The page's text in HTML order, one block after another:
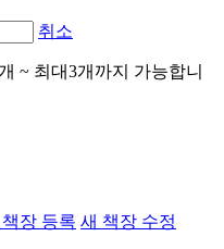
취소
~ 최대3개까지 가능합니
장 등록 새 책장 수정